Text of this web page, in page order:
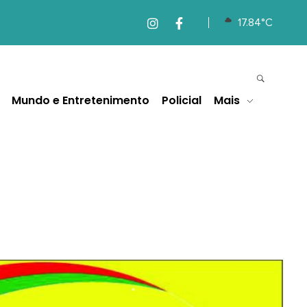
17.84°C
Mundo e Entretenimento Policial Mais